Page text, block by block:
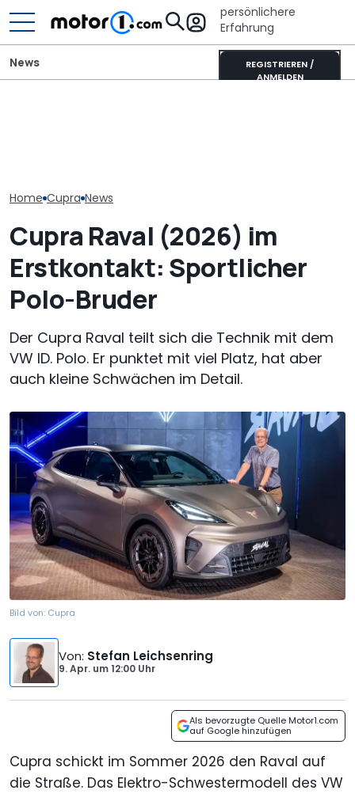
persönlichere
Erfahrung
REGISTRIEREN /
ANMELDEN
News
Home Cupra News
Cupra Raval (2026) im
Erstkontakt: Sportlicher
Polo-Bruder
Der Cupra Raval teilt sich die Technik mit dem
VW ID. Polo. Er punktet mit viel Platz, hat aber
auch kleine Schwächen im Detail.
Bild von: Cupra
Von: Stefan Leichsenring
9. Apr. um12:00 Uhr
Als bevorzugte Quelle Motor1.com
auf Google hinzufügen
Cupra schickt im Sommer 2026 den Raval auf
die Straße. Das Elektro-Schwestermodell des VW